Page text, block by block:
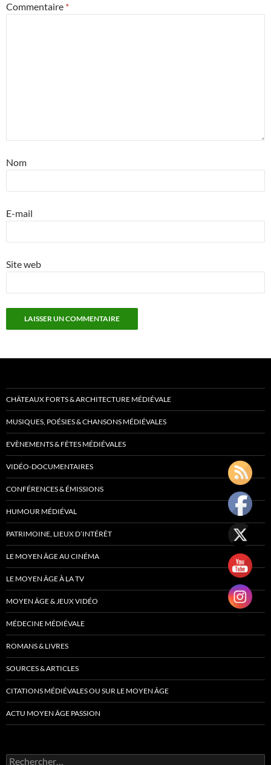
Commentaire *
Nom
E-mail
Site web
CHÂTEAUX FORTS & ARCHITECTURE MÉDIÉVALE
MUSIQUES, POÉSIES & CHANSONS MÉDIÉVALES
EVÈNEMENTS & FÊTES MÉDIÉVALES
VIDÉO-DOCUMENTAIRES
CONFÉRENCES & ÉMISSIONS
HUMOUR MÉDIÉVAL
PATRIMOINE, LIEUX D’INTÉRÊT
LE MOYEN ÂGE AU CINÉMA
LE MOYEN ÂGE À LA TV
MOYEN ÂGE & JEUX VIDÉO
MÉDECINE MÉDIÉVALE
ROMANS & LIVRES
SOURCES & ARTICLES
CITATIONS MÉDIÉVALES OU SUR LE MOYEN ÂGE
ACTU MOYEN ÂGE PASSION
Rechercher :